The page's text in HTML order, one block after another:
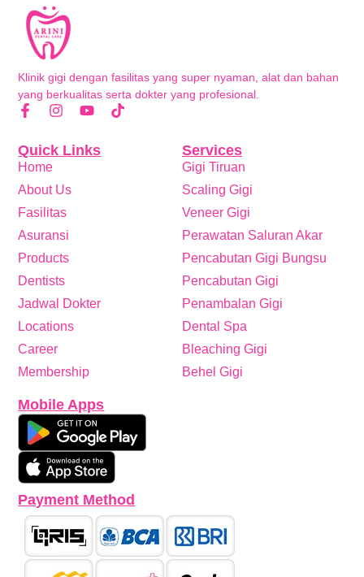
Klinik gigi dengan fasilitas yang super nyaman, alat dan bahan
yang berkualitas serta dokter yang profesional.
Services
Gigi Tiruan
Scaling Gigi
Veneer Gigi
Perawatan Saluran Akar
Pencabutan Gigi Bungsu
Pencabutan Gigi
Penambalan Gigi
Dental Spa
Bleaching Gigi
Behel Gigi
Quick Links
Home
About Us
Fasilitas
Asuransi
Products
Dentists
Jadwal Dokter
Locations
Career
Membership
Mobile Apps
Payment Method